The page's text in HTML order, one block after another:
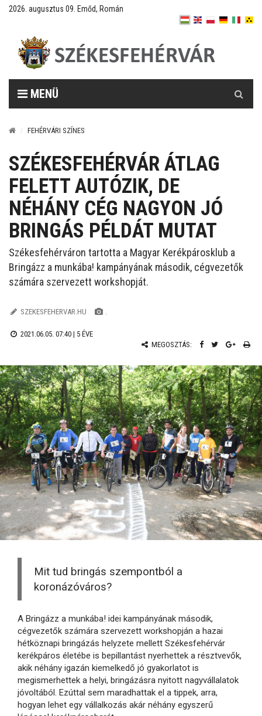
2026. augusztus 09. Emőd, Román
MENÜ
FEHÉRVÁRI SZÍNES
SZÉKESFEHÉRVÁR ÁTLAG
FELETT AUTÓZIK, DE
NÉHÁNY CÉG NAGYON JÓ
BRINGÁS PÉLDÁT MUTAT
Székesfehérváron tartotta a Magyar Kerékpárosklub a
Bringázz a munkába! kampányának második, cégvezetők
számára szervezett workshopját.
SZEKESFEHERVAR.HU .
2021.06.05. 07:40 | 5 ÉVE
MEGOSZTÁS:
Mit tud bringás szempontból a
koronázóváros?
A Bringázz a munkába! idei kampányának második,
cégvezetők számára szervezett workshopján a hazai
hétköznapi bringázás helyzete mellett Székesfehérvár
kerékpáros életébe is bepillantást nyerhettek a résztvevők,
akik néhány igazán kiemelkedő jó gyakorlatot is
megismerhettek a helyi, bringázásra nyitott nagyvállalatok
jóvoltából. Ezúttal sem maradhattak el a tippek, arra,
hogyan lehet egy vállalkozás akár néhány egyszerű